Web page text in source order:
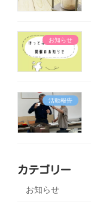
お知らせ
活動報告
カテゴリー
お知らせ